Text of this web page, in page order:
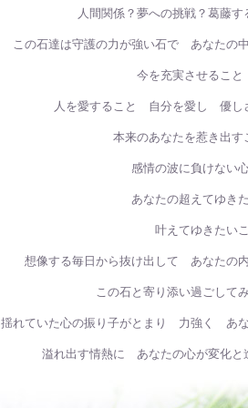
人間関係？夢への挑戦？葛藤す
この石達は守護の力が強い石で あなたの
今を充実させること
人を愛すること 自分を愛し 優し
本来のあなたを惹き出す
感情の波に負けない
あなたの超えてゆき
叶えてゆきたい
想像する毎日から抜け出して あなたの
この石と寄り添い過ごして
揺れていた心の振り子がとまり 力強く あ
溢れ出す情熱に あなたの心が変化と